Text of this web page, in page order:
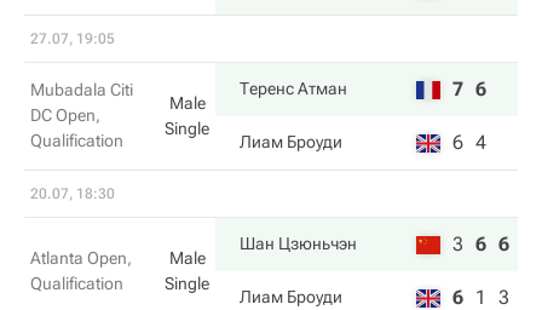
27.07, 19:05
Mubadala Citi
DC Open,
Qualification
Male
Single
Теренс Атман 7 6
Лиам Броуди 6 4
20.07, 18:30
Atlanta Open,
Qualification
Male
Single
Шан Цзюньчэн 3 6 6
Лиам Броуди 6 1 3